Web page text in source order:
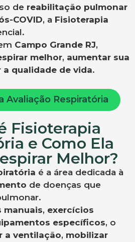
de reabilitação pulmonar
COVID, a Fisioterapia
Campo Grande RJ,
melhor, aumentar sua
a qualidade de vida.
Avaliação Respiratória
Fisioterapia
e Como Ela
Melhor?
é a área dedicada à
de doenças que
manuais, exercícios
específicos, o
a ventilação, mobilizar